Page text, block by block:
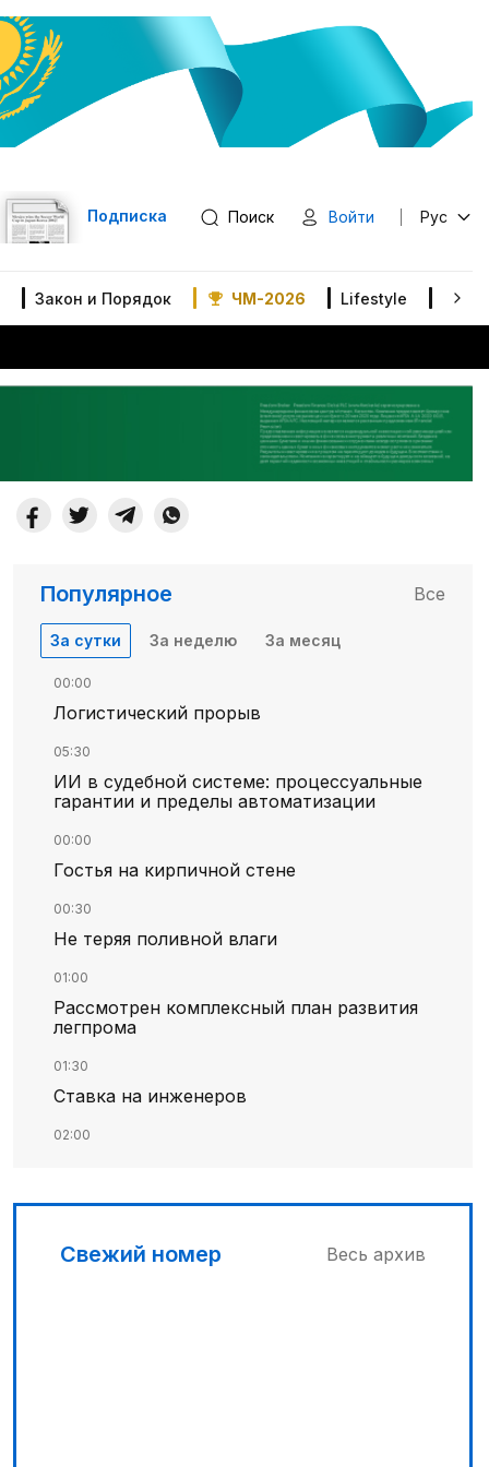
Подписка Поиск Войти Рус
Закон и Порядок ЧМ-2026 Lifestyle В
Популярное Все
За сутки За неделю За месяц
00:00
Логистический прорыв
05:30
ИИ в судебной системе: процессуальные
гарантии и пределы автоматизации
00:00
Гостья на кирпичной стене
00:30
Не теряя поливной влаги
01:00
Рассмотрен комплексный план развития
легпрома
01:30
Ставка на инженеров
02:00
02:30
Свежий номер Весь архив